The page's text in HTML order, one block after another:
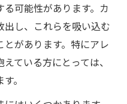
可能性があります。カ
出し、これらを吸い込む
があります。特にアレ
ている方にとっては、
。